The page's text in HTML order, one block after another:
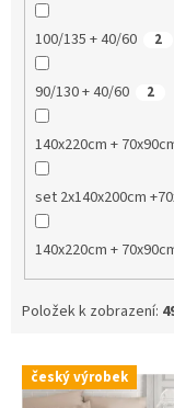
100/135 + 40/60 2
90/130 + 40/60 2
140x220cm +
set 2x140x200cm
140x220cm +
Položek k zobrazení:
V český výrobek